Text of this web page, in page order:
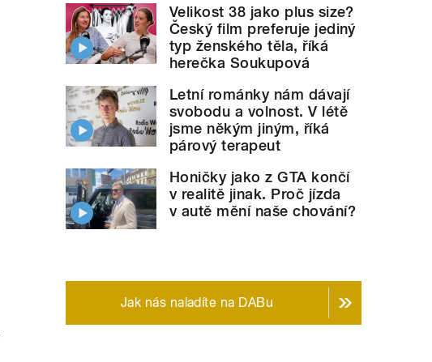
Velikost 38 jako plus size?
Český film preferuje jediný
typ ženského těla, říká
herečka Soukupová
Letní románky nám dávají
svobodu a volnost. V létě
jsme někým jiným, říká
párový terapeut
Honičky jako z GTA končí
v realitě jinak. Proč jízda
v autě mění naše chování?
Jak nás naladíte na DABu